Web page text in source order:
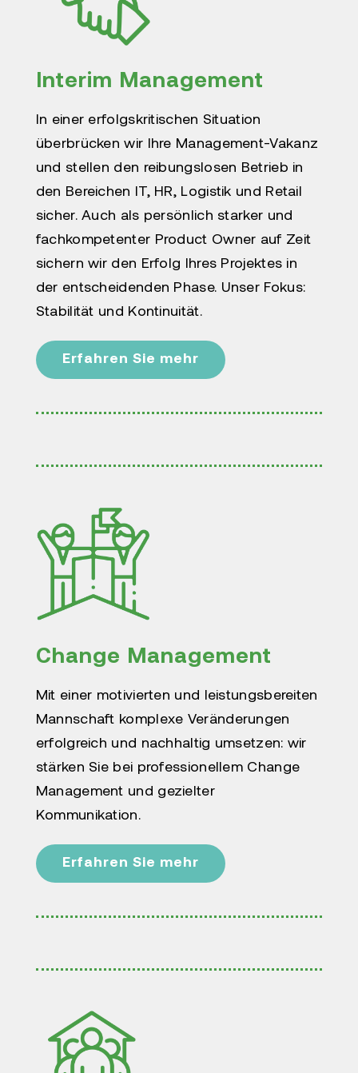
Interim Management
In einer erfolgskritischen Situation
überbrücken wir Ihre Management-Vakanz
und stellen den reibungslosen Betrieb in
den Bereichen IT, HR, Logistik und Retail
sicher. Auch als persönlich starker und
fachkompetenter Product Owner auf Zeit
sichern wir den Erfolg Ihres Projektes in
der entscheidenden Phase. Unser Fokus:
Stabilität und Kontinuität.
Erfahren Sie mehr
Change Management
Mit einer motivierten und leistungsbereiten
Mannschaft komplexe Veränderungen
erfolgreich und nachhaltig umsetzen: wir
stärken Sie bei professionellem Change
Management und gezielter
Kommunikation.
Erfahren Sie mehr